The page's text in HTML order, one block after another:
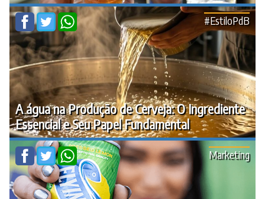
A água na Produção de Cerveja: O Ingrediente
Essencial e Seu Papel Fundamental
#EstiloPdB
Marketing